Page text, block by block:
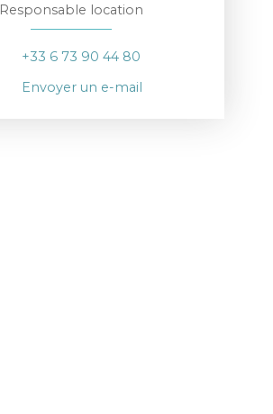
Responsable location
+33 6 73 90 44 80
Envoyer un e-mail